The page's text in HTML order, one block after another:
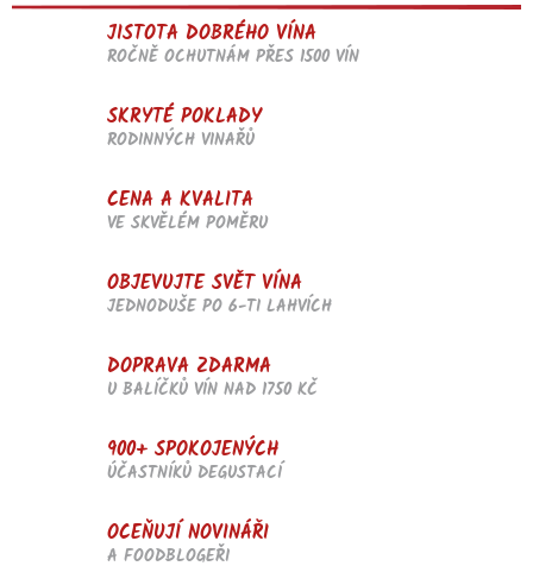
JISTOTA DOBRÉHO VÍNA
ROČNĚ OCHUTNÁM PŘES 1500 VÍN
SKRYTÉ POKLADY
RODINNÝCH VINAŘŮ
CENA A KVALITA
VE SKVĚLÉM POMĚRU
OBJEVUJTE SVĚT VÍNA
JEDNODUŠE PO 6-TI LAHVÍCH
DOPRAVA ZDARMA
U BALÍČKŮ VÍN NAD 1750 KČ
900+ SPOKOJENÝCH
ÚČASTNÍKŮ DEGUSTACÍ
OCEŇUJÍ NOVINÁŘI
A FOODBLOGEŘI